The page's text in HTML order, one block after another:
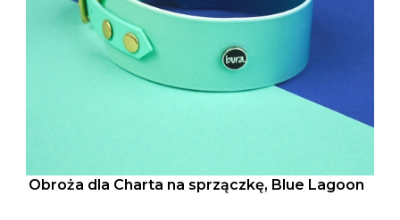
Obroża dla Charta na sprzączkę, Blue Lagoon